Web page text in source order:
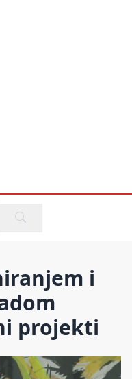
i
projekti